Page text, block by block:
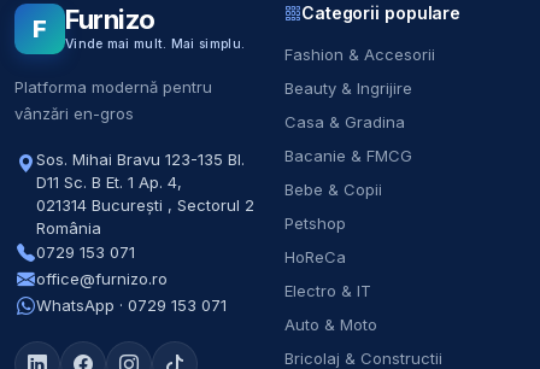
F Furnizo
Vinde mai mult. Mai simplu.
Platforma modernă pentru
vânzări en-gros
Sos. Mihai Bravu 123-135 Bl.
D11 Sc. B Et. 1 Ap. 4,
021314 București , Sectorul 2
România
0729 153 071
office@furnizo.ro
WhatsApp · 0729 153 071
Categorii populare
Fashion & Accesorii
Beauty & Ingrijire
Casa & Gradina
Bacanie & FMCG
Bebe & Copii
Petshop
HoReCa
Electro & IT
Auto & Moto
Bricolaj & Constructii